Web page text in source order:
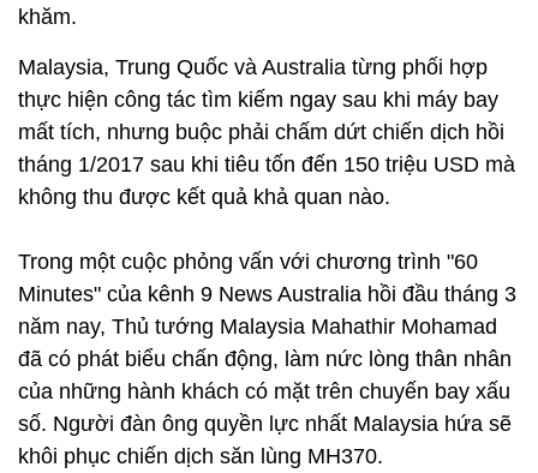
khăm.
Malaysia, Trung Quốc và Australia từng phối hợp
thực hiện công tác tìm kiếm ngay sau khi máy bay
mất tích, nhưng buộc phải chấm dứt chiến dịch hồi
tháng 1/2017 sau khi tiêu tốn đến 150 triệu USD mà
không thu được kết quả khả quan nào.
Trong một cuộc phỏng vấn với chương trình "60
Minutes" của kênh 9 News Australia hồi đầu tháng 3
năm nay, Thủ tướng Malaysia Mahathir Mohamad
đã có phát biểu chấn động, làm nức lòng thân nhân
của những hành khách có mặt trên chuyến bay xấu
số. Người đàn ông quyền lực nhất Malaysia hứa sẽ
khôi phục chiến dịch săn lùng MH370.